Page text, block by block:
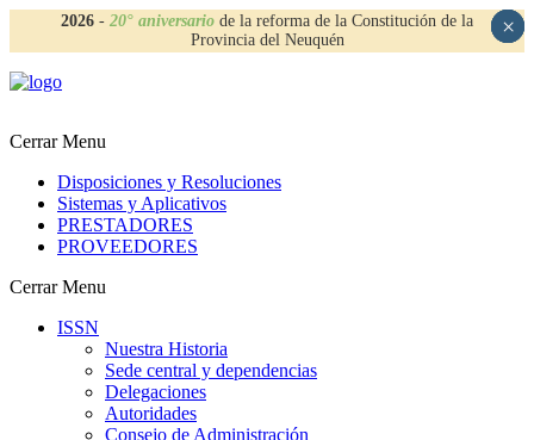
2026 - 20° aniversario de la reforma de la Constitución de la
Provincia del Neuquén
Cerrar Menu
Disposiciones y Resoluciones
Sistemas y Aplicativos
PRESTADORES
PROVEEDORES
Cerrar Menu
ISSN
Nuestra Historia
Sede central y dependencias
Delegaciones
Autoridades
Consejo de Administración
×
×
×
×